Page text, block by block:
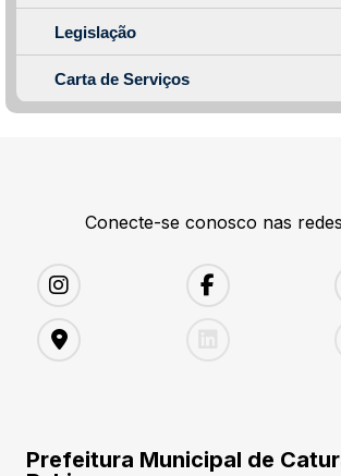
Legislação
Carta de Serviços
Conecte-se conosco nas
Prefeitura Municipal de